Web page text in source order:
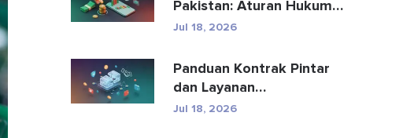
Pakistan: Aturan Hukum,
Broker, Aplikasi Perd...
Jul 18, 2026
Panduan Kontrak Pintar
dan Layanan
Pengembangan Kontrak
Jul 18, 2026